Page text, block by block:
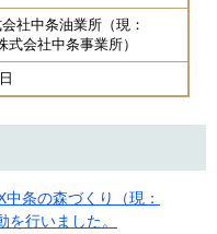
社中条油業所（現：
式会社中条事業所）
条の森づくり（現：
行いました。